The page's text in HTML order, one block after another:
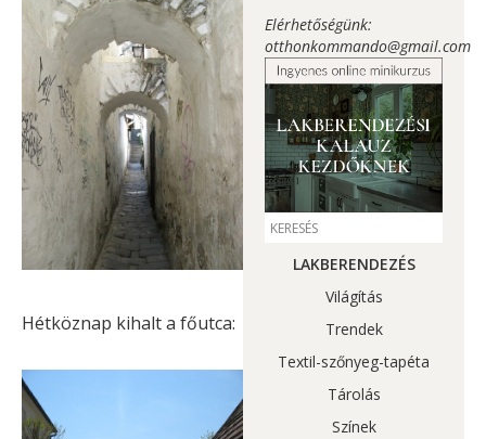
Hétköznap kihalt a főutca:
Elérhetőségünk:
otthonkommando@gmail.com
LAKBERENDEZÉS
Világítás
Trendek
Textil-szőnyeg-tapéta
Tárolás
Színek